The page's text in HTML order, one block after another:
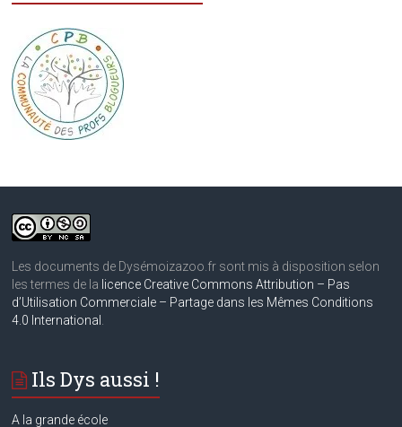
Les documents de Dysémoizazoo.fr sont mis à disposition selon
les termes de la licence Creative Commons Attribution – Pas
d’Utilisation Commerciale – Partage dans les Mêmes Conditions
4.0 International
Ils Dys aussi !
A la grande école